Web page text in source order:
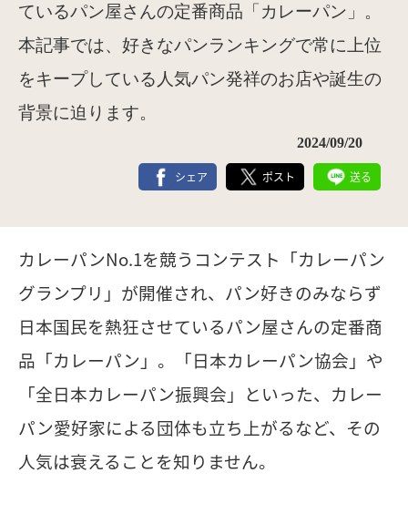
ているパン屋さんの定番商品「カレーパン」。
本記事では、好きなパンランキングで常に上位
をキープしている人気パン発祥のお店や誕生の
背景に迫ります。
2024/09/20
シェア ポスト 送る
カレーパンNo.1を競うコンテスト「カレーパン
グランプリ」が開催され、パン好きのみならず
日本国民を熱狂させているパン屋さんの定番商
品「カレーパン」。「日本カレーパン協会」や
「全日本カレーパン振興会」といった、カレー
パン愛好家による団体も立ち上がるなど、その
人気は衰えることを知りません。